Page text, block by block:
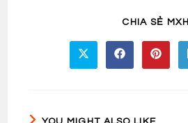
CHIA SẺ MXH
Opens
in
Opens
in
Opens
in